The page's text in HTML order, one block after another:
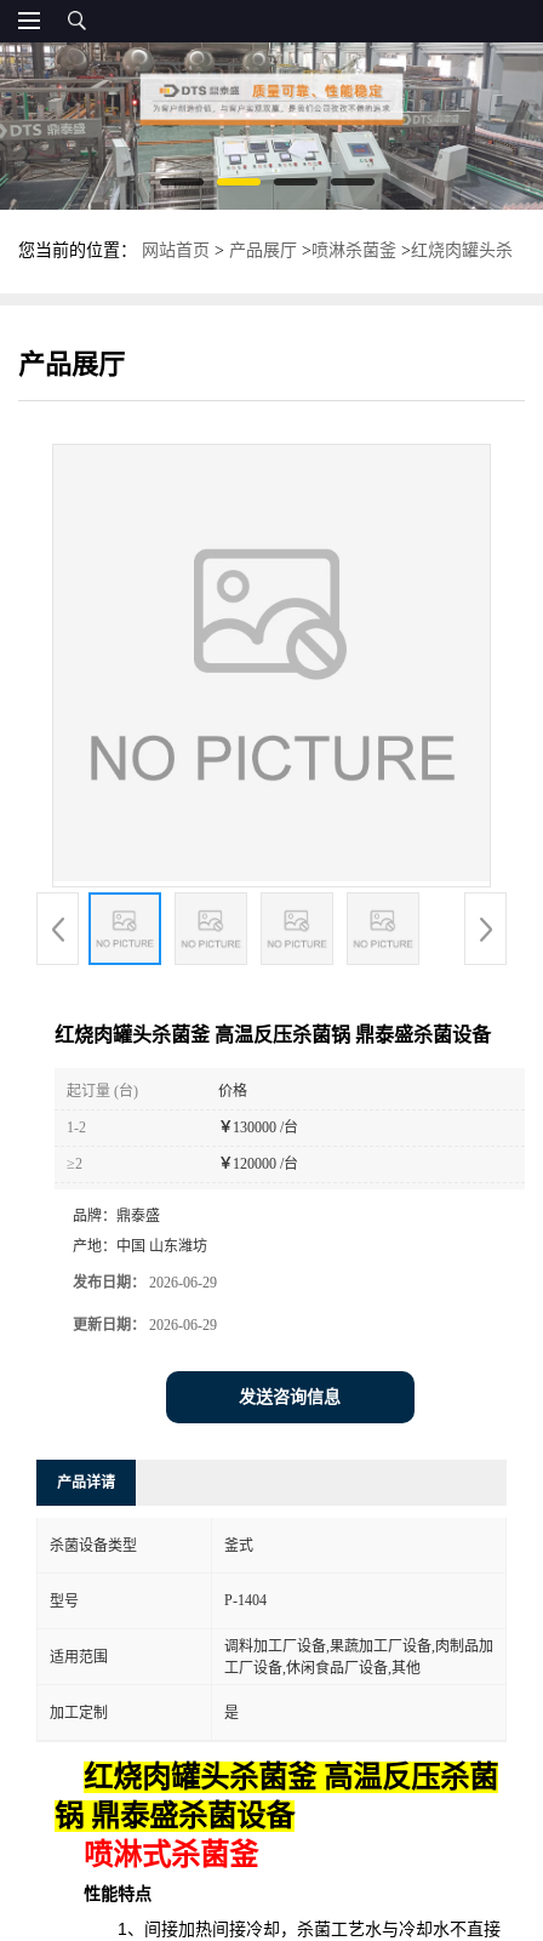
您当前的位置： 网站首页 > 产品展厅 >喷淋杀菌釜 >红烧肉罐头杀
产品展厅
红烧肉罐头杀菌釜 高温反压杀菌锅 鼎泰盛杀菌设备
起订量 (台) 价格
1-2 ￥ 130000 /台
≥2 ￥ 120000 /台
品牌： 鼎泰盛
产地： 中国 山东潍坊
发布日期： 2026-06-29
更新日期： 2026-06-29
发送咨询信息
产品详请
杀菌设备类型 釜式
型号 P-1404
适用范围
调料加工厂设备,果蔬加工厂设备,肉制品加
工厂设备,休闲食品厂设备,其他
加工定制 是
红烧肉罐头杀菌釜 高温反压杀菌
锅 鼎泰盛杀菌设备
喷淋式杀菌釜
性能特点
1、间接加热间接冷却，杀菌工艺水与冷却水不直接